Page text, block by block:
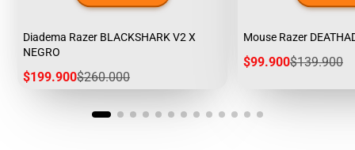
Diadema Razer BLACKSHARK V2 X
NEGRO
Precio
$199.900Precio
regular
$260.000
Mouse Razer
Precio
$99.900Precio
$139.900